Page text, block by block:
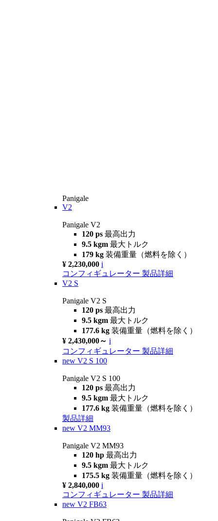
Panigale
V2
Panigale V2
120 ps 最高出力
9.5 kgm 最大トルク
179 kg 装備重量（燃料を除く）
¥ 2,230,000 i
コンフィギュレーター 製品詳細
V2 S
Panigale V2 S
120 ps 最高出力
9.5 kgm 最大トルク
177.6 kg 装備重量（燃料を除く）
¥ 2,430,000～ i
コンフィギュレーター 製品詳細
new V2 S 100
Panigale V2 S 100
120 ps 最高出力
9.5 kgm 最大トルク
177.6 kg 装備重量（燃料を除く）
製品詳細
new V2 MM93
Panigale V2 MM93
120 hp 最高出力
9.5 kgm 最大トルク
175.5 kg 装備重量（燃料を除く）
¥ 2,840,000 i
コンフィギュレーター 製品詳細
new V2 FB63